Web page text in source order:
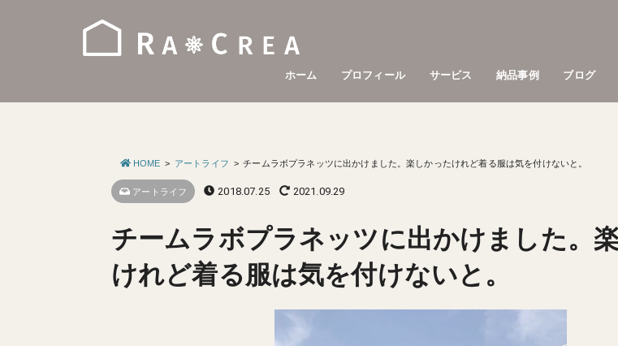
ホーム プロフィール サービス 納品事例 ブログ
HOME アートライフ チームラボプラネッツに出かけました。楽しかったけれど着る服は気を付けないと。
アートライフ 2018.07.25 2021.09.29
チームラボプラネッツに出かけました。
けれど着る服は気を付けないと。